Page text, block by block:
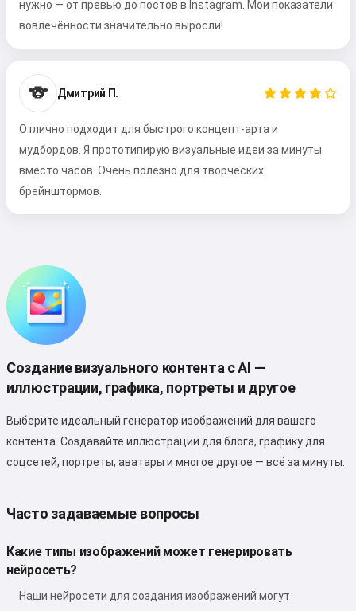
нужно — от превью до постов в Instagram. Мои показатели
вовлечённости значительно выросли!
🐨 Дмитрий П.
Отлично подходит для быстрого концепт-арта и
мудбордов. Я прототипирую визуальные идеи за минуты
вместо часов. Очень полезно для творческих
брейнштормов.
Создание визуального контента с AI —
иллюстрации, графика, портреты и другое
Выберите идеальный генератор изображений для вашего
контента. Создавайте иллюстрации для блога, графику для
соцсетей, портреты, аватары и многое другое — всё за минуты.
Часто задаваемые вопросы
Какие типы изображений может генерировать
нейросеть?
Наши нейросети для создания изображений могут